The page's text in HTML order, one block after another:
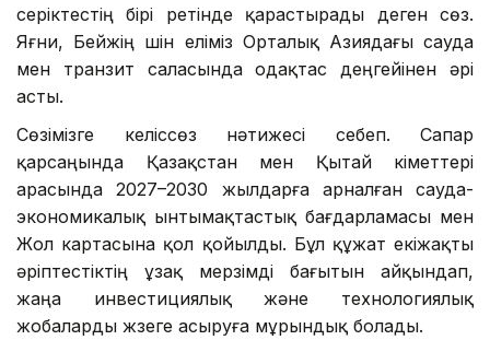
серіктестің бірі ретінде қарастырады деген сөз.
Яғни, Бейжің үшін еліміз Орталық Азиядағы сауда
мен транзит саласында одақтас деңгейінен әрі
асты.
Сөзімізге келіссөз нәтижесі себеп. Сапар
қарсаңында Қазақстан мен Қытай үкіметтері
арасында 2027–2030 жылдарға арналған сауда-
экономикалық ынтымақтастық бағдарламасы мен
Жол картасына қол қойылды. Бұл құжат екіжақты
әріптестіктің ұзақ мерзімді бағытын айқындап,
жаңа инвестициялық және технологиялық
жобаларды жүзеге асыруға мұрындық болады.